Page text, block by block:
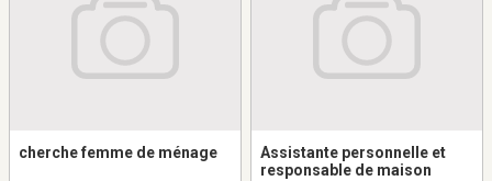
cherche femme de ménage
Assistante personnelle et
responsable de maison